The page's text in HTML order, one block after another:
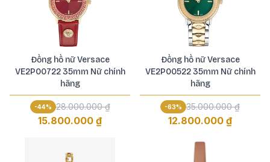
Đồng hồ nữ Versace
VE2P00722 35mm Nữ chính
hãng
-44% 28.000.000 ₫
15.800.000 ₫
Đồng hồ nữ Versace
VE2P00522 35mm Nữ chính
hãng
-63% 35.000.000 ₫
12.800.000 ₫